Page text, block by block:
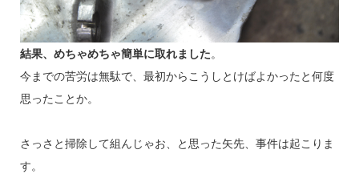
結果、めちゃめちゃ簡単に取れました。
今までの苦労は無駄で、最初からこうしとけばよかったと何度
思ったことか。
さっさと掃除して組んじゃお、と思った矢先、事件は起こりま
す。